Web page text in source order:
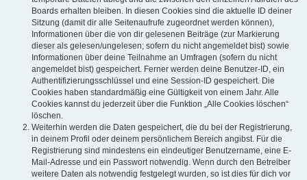
Boards erhalten bleiben. In diesen Cookies sind die aktuelle ID deiner
Sitzung (damit dir alle Seitenaufrufe zugeordnet werden können),
Informationen über die von dir gelesenen Beiträge (zur Markierung
dieser als gelesen/ungelesen; sofern du nicht angemeldet bist) sowie
Informationen über deine Teilnahme an Umfragen (sofern du nicht
angemeldet bist) gespeichert. Ferner werden deine Benutzer-ID, ein
Authentifizierungsschlüssel und eine Session-ID gespeichert. Die
Cookies haben standardmäßig eine Gültigkeit von einem Jahr. Alle
Cookies kannst du jederzeit über die Funktion „Alle Cookies löschen“
löschen.
Weiterhin werden die Daten gespeichert, die du bei der Registrierung,
in deinem Profil oder deinem persönlichem Bereich angibst. Für die
Registrierung sind mindestens ein eindeutiger Benutzername, eine E-
Mail-Adresse und ein Passwort notwendig. Wenn durch den Betreiber
weitere Daten als notwendig festgelegt wurden, so ist dies für dich vor